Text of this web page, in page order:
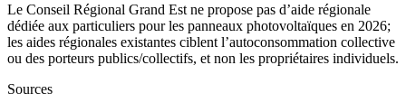
Le Conseil Régional Grand Est ne propose pas d’aide régionale
dédiée aux particuliers pour les panneaux photovoltaïques en 2026;
les aides régionales existantes ciblent l’autoconsommation collective
ou des porteurs publics/collectifs, et non les propriétaires individuels.
Sources